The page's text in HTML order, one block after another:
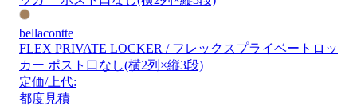
bellacontte
FLEX PRIVATE LOCKER / フレックスプライベートロッ
カー ポスト口なし(横2列×縦3段)
定価/上代:
都度見積